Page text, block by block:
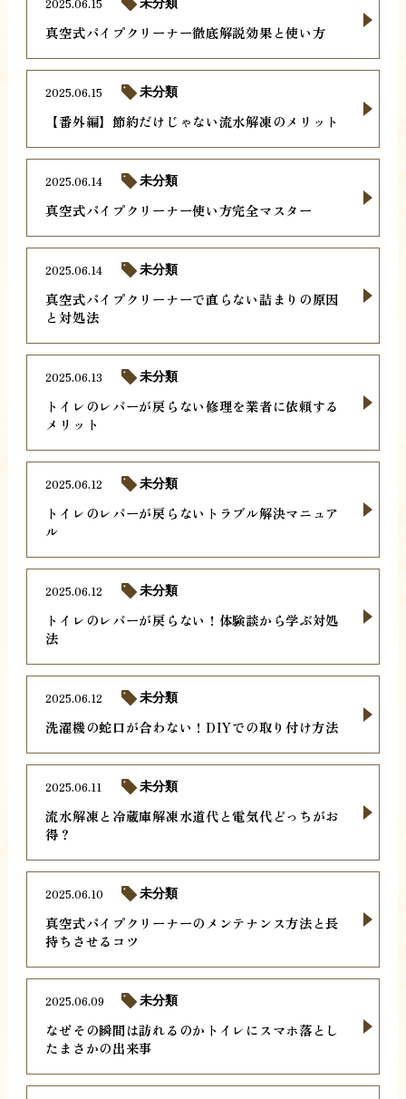
真空式パイプクリーナー徹底解説効果と使い方
2025.06.15 未分類
【番外編】節約だけじゃない流水解凍のメリット
2025.06.15 未分類
真空式パイプクリーナー使い方完全マスター
2025.06.14 未分類
真空式パイプクリーナーで直らない詰まりの原因
と対処法
2025.06.14 未分類
トイレのレバーが戻らない修理を業者に依頼する
メリット
2025.06.13 未分類
トイレのレバーが戻らないトラブル解決マニュア
ル
2025.06.12 未分類
トイレのレバーが戻らない！体験談から学ぶ対処
法
2025.06.12 未分類
洗濯機の蛇口が合わない！DIYでの取り付け方法
2025.06.12 未分類
流水解凍と冷蔵庫解凍水道代と電気代どっちがお
得？
2025.06.11 未分類
真空式パイプクリーナーのメンテナンス方法と長
持ちさせるコツ
2025.06.10 未分類
なぜその瞬間は訪れるのかトイレにスマホ落とし
たまさかの出来事
2025.06.09 未分類